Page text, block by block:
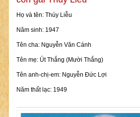
Họ và tên: Thúy Liễu
Năm sinh: 1947
Tên cha: Nguyễn Văn Cánh
Tên mẹ: Út Thắng (Mười Thắng)
Tên anh-chị-em: Nguyễn Đức Lợi
Năm thất lạc: 1949